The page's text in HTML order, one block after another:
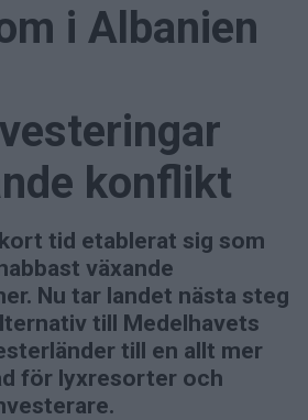
i Albanien
konflikt
tid etablerat sig som
växande
Nu tar landet nästa steg
till Medelhavets
till en allt mer
för lyxresorter och